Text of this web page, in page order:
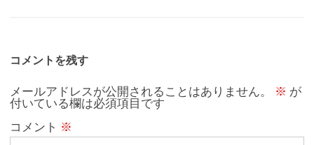
o
o
k
r
コメントを残す
メールアドレスが公開されることはありません。 ※ が
付いている欄は必須項目です
コメント ※